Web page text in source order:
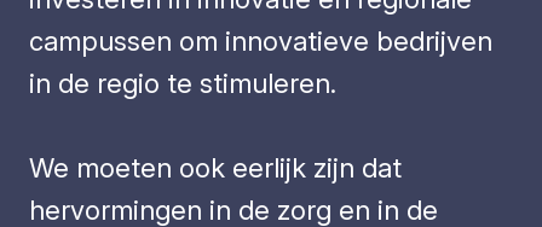
campussen om innovatieve bedrijven
in de regio te stimuleren.
We moeten ook eerlijk zijn dat
hervormingen in de zorg en in de